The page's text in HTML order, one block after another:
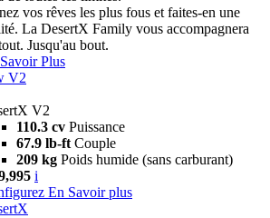
vos rêves les plus fous et faites-en une
La DesertX Family vous accompagnera
Jusqu'au bout.
Plus
V2
V2
110.3 cv Puissance
67.9 lb-ft Couple
209 kg Poids humide (sans carburant)
i
En Savoir plus